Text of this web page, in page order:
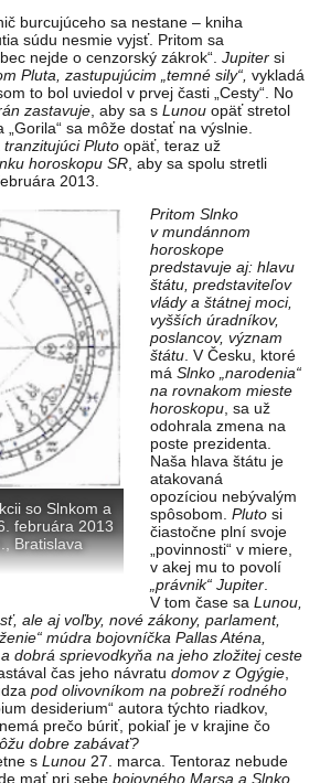
burcujúceho sa nestane – kniha
súdu nesmie vyjsť. Pritom sa
nejde o cenzorský zákrok“. Jupiter si
Pluta, zastupujúcim „temné sily“, vykladá
to bol uviedol v prvej časti „Cesty“. No
zastavuje , aby sa s Lunou opäť stretol
sa môže dostať na výslnie.
tranzitujúci Pluto opäť, teraz už
horoskopu SR , aby sa spolu stretli
2013.
so Slnkom a
februára 2013
Bratislava
Pritom Slnko
v mundánnom
horoskope
predstavuje aj: hlavu
štátu, predstaviteľov
vlády a štátnej moci,
vyšších úradníkov,
poslancov, význam
štátu . V Česku, ktoré
má Slnko „narodenia“
na rovnakom mieste
horoskopu , sa už
odohrala zmena na
poste prezidenta.
Naša hlava štátu je
atakovaná
opozíciou nebývalým
spôsobom. Pluto si
čiastočne plní svoje
„povinnosti“ v miere,
v akej mu to povolí
„právnik“ Jupiter
V tom čase sa Lunou,
ale aj voľby, nové zákony, parlament,
múdra bojovníčka Pallas Aténa,
dobrá sprievodkyňa na jeho zložitej ceste
čas jeho návratu domov z Ogýgie
pod olivovníkom na pobreží rodného
desiderium“ autora týchto riadkov,
prečo búriť, pokiaľ je v krajine čo
dobre zabávať?
s Lunou 27. marca. Tentoraz nebude
mať pri sebe bojovného Marsa a Slnko,